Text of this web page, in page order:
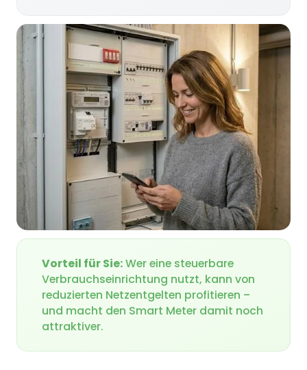
Vorteil für Sie:Wer eine steuerbare
Verbrauchseinrichtung nutzt, kann von
reduzierten Netzentgelten profitieren –
und macht den Smart Meter damit noch
attraktiver.